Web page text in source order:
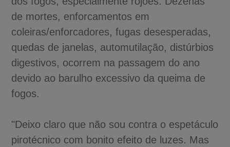
de mortes, enforcamentos em
coleiras/enforcadores, fugas desesperadas,
quedas de janelas, automutilação, distúrbios
digestivos, ocorrem na passagem do ano
devido ao barulho excessivo da queima de
fogos.
"Deixo claro que não sou contra o espetáculo
pirotécnico com bonito efeito de luzes. Mas